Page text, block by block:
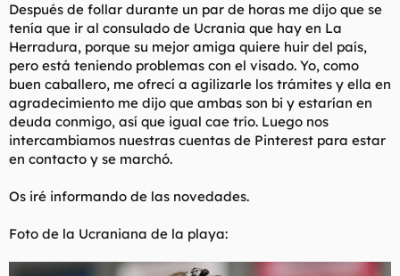
Después de follar durante un par de horas me dijo que se
tenía que ir al consulado de Ucrania que hay en La
Herradura, porque su mejor amiga quiere huir del país,
pero está teniendo problemas con el visado. Yo, como
buen caballero, me ofrecí a agilizarle los trámites y ella en
agradecimiento me dijo que ambas son bi y estarían en
deuda conmigo, así que igual cae trío. Luego nos
intercambiamos nuestras cuentas de Pinterest para estar
en contacto y se marchó.
Os iré informando de las novedades.
Foto de la Ucraniana de la playa: